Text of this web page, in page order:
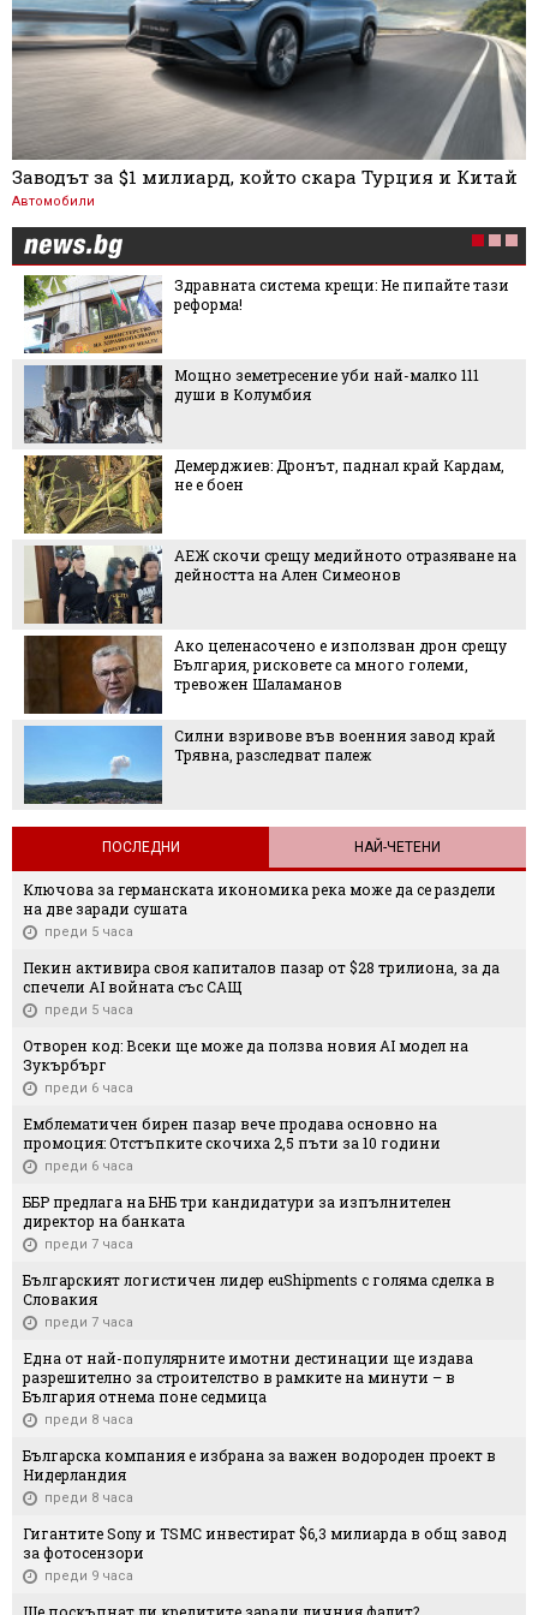
Заводът за $1 милиард, който скара Турция и Китай
Автомобили
Здравната система крещи: Не пипайте тази
реформа!
Мощно земетресение уби най-малко 111
души в Колумбия
Демерджиев: Дронът, паднал край Кардам,
не е боен
АЕЖ скочи срещу медийното отразяване на
дейността на Ален Симеонов
Ако целенасочено е използван дрон срещу
България, рисковете са много големи,
тревожен Шаламанов
Силни взривове във военния завод край
Трявна, разследват палеж
ПОСЛЕДНИ НАЙ-ЧЕТЕНИ
Ключова за германската икономика река може да се раздели
на две заради сушата
преди 5 часа
Пекин активира своя капиталов пазар от $28 трилиона, за да
спечели AI войната със САЩ
преди 5 часа
Отворен код: Всеки ще може да ползва новия AI модел на
Зукърбърг
преди 6 часа
Емблематичен бирен пазар вече продава основно на
промоция: Отстъпките скочиха 2,5 пъти за 10 години
преди 6 часа
ББР предлага на БНБ три кандидатури за изпълнителен
директор на банката
преди 7 часа
Българският логистичен лидер euShipments с голяма сделка в
Словакия
преди 7 часа
Една от най-популярните имотни дестинации ще издава
разрешително за строителство в рамките на минути – в
България отнема поне седмица
преди 8 часа
Българска компания е избрана за важен водороден проект в
Нидерландия
преди 8 часа
Гигантите Sony и TSMC инвестират $6,3 милиарда в общ завод
за фотосензори
преди 9 часа